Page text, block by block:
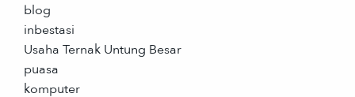
blog
inbestasi
Usaha Ternak Untung Besar
puasa
komputer